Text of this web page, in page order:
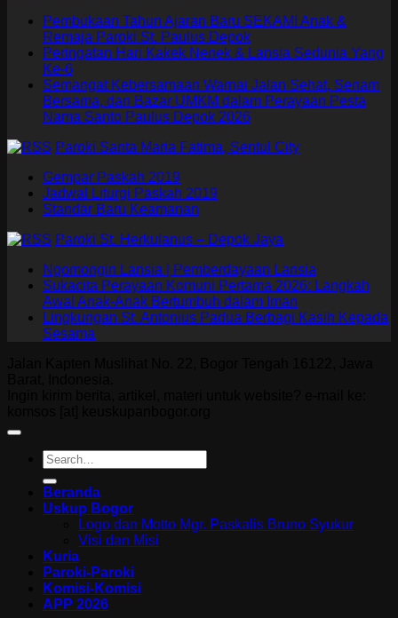
Pembukaan Tahun Ajaran Baru SEKAMI Anak &
Remaja Paroki St. Paulus Depok
Peringatan Hari Kakek Nenek & Lansia Sedunia Yang
Ke-6
Semangat Kebersamaan Warnai Jalan Sehat, Senam
Bersama, dan Bazar UMKM dalam Perayaan Pesta
Nama Santo Paulus Depok 2026
Paroki Santa Maria Fatima, Sentul City
Gempar Paskah 2019
Jadwal Liturgi Paskah 2019
Standar Baru Keamanan
Paroki St. Herkulanus – Depok Jaya
Ngomongin Lansia | Pemberdayaan Lansia
Sukacita Perayaan Komuni Pertama 2026: Langkah
Awal Anak-Anak Bertumbuh dalam Iman
Lingkungan St. Antonius Padua Berbagi Kasih Kepada
Sesama
Beranda
Uskup Bogor
Logo dan Motto Mgr. Paskalis Bruno Syukur
Visi dan Misi
Kuria
Paroki-Paroki
Komisi-Komisi
APP 2026